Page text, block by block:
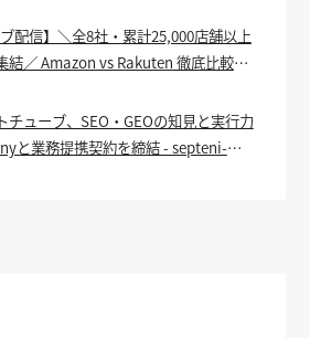
配信】＼全8社・累計25,000店舗以上
結／ Amazon vs Rakuten 徹底比較
のミカタ
チューブ、SEO・GEOの知見と実行力
と業務提携契約を締結 - septeni-